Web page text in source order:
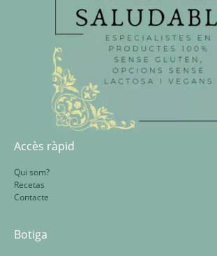
Accès ràpid
Qui som?
Recetas
Contacte
Botiga